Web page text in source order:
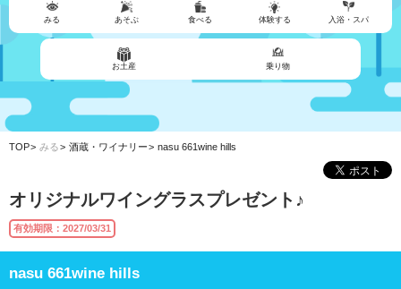
みる あそぶ 食べる 体験する 入浴・スパ
お土産 乗り物
TOP みる 酒蔵・ワイナリー nasu 661wine hills
オリジナルワイングラスプレゼント♪
有効期限：2027/03/31
nasu 661wine hills